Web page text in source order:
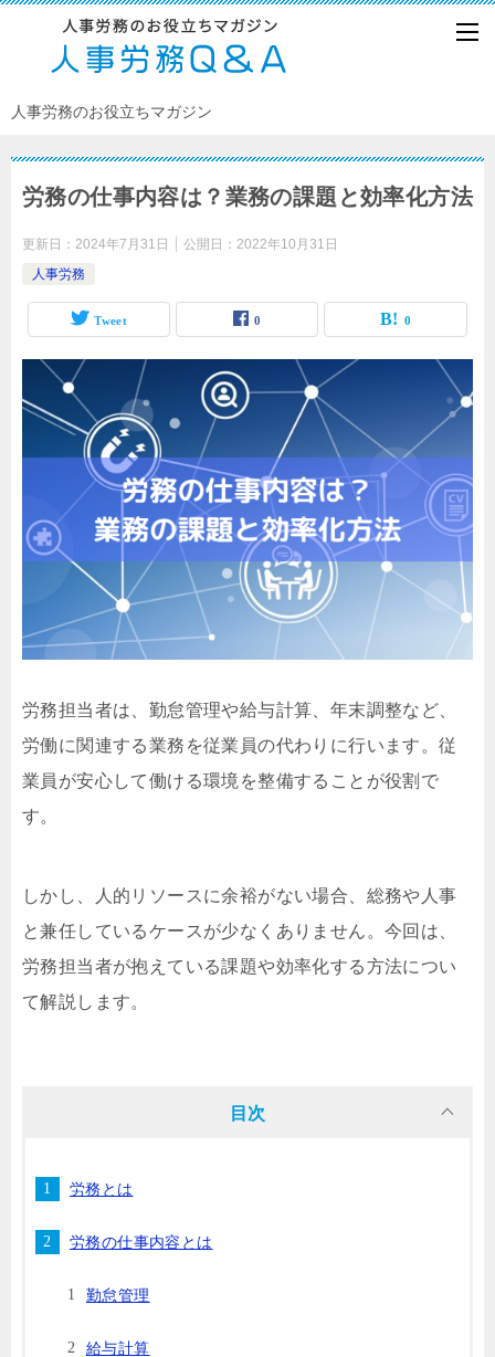
人事労務のお役立ちマガジン
労務の仕事内容は？業務の課題と効率化方法
更新日： 2024年7月31日 公開日： 2022年10月31日
人事労務
Tweet 0 0
労務担当者は、勤怠管理や給与計算、年末調整など、
労働に関連する業務を従業員の代わりに行います。従
業員が安心して働ける環境を整備することが役割で
す。
しかし、人的リソースに余裕がない場合、総務や人事
と兼任しているケースが少なくありません。今回は、
労務担当者が抱えている課題や効率化する方法につい
て解説します。
目次
労務とは
労務の仕事内容とは
勤怠管理
給与計算